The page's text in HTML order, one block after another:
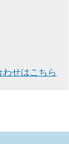
わせはこちら